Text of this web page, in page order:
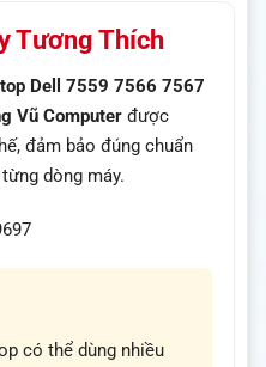
Tương Thích
Dell 7559 7566 7567
Vũ Computer được
đảm bảo đúng chuẩn
dòng máy.
có thể dùng nhiều